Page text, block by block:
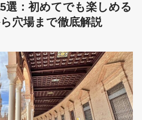
選：初めてでも楽しめる
穴場まで徹底解説